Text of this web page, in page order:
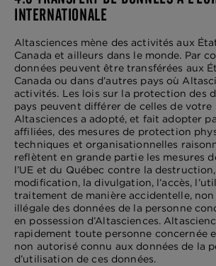
INTERNATIONALE
Altasciences mène des activités aux
Canada et ailleurs dans le monde. Par
données peuvent être transférées aux
Canada ou dans d’autres pays où
activités. Les lois sur la protection des
pays peuvent différer de celles de votre
Altasciences a adopté, et fait adopter
affiliées, des mesures de protection
techniques et organisationnelles
reflètent en grande partie les mesures
l’UE et du Québec contre la
modification, la divulgation, l’accès,
traitement de manière accidentelle,
illégale des données de la personne
en possession d’Altasciences.
rapidement toute personne concernée
non autorisé connu aux données de la
d’utilisation de ces données.